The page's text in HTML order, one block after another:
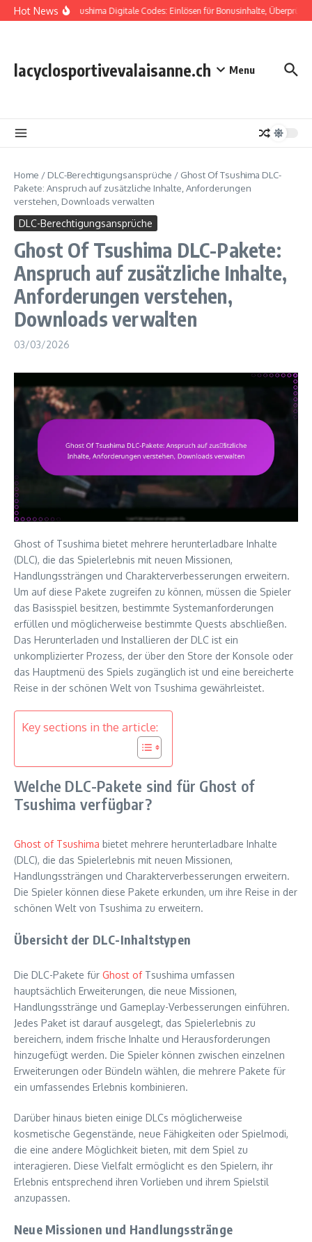
Skip to content
Hot News
Ghost Of Tsushima Digitale Codes: Einlösen für Bonusinhalte, Überprüfen
lacyclosportivevalaisanne.ch Menu
Home / DLC-Berechtigungsansprüche / Ghost Of Tsushima DLC-
Pakete: Anspruch auf zusätzliche Inhalte, Anforderungen
verstehen, Downloads verwalten
DLC-Berechtigungsansprüche
Ghost Of Tsushima DLC-Pakete:
Anspruch auf zusätzliche Inhalte,
Anforderungen verstehen,
Downloads verwalten
03/03/2026
Ghost of Tsushima bietet mehrere herunterladbare Inhalte
(DLC), die das Spielerlebnis mit neuen Missionen,
Handlungssträngen und Charakterverbesserungen erweitern.
Um auf diese Pakete zugreifen zu können, müssen die Spieler
das Basisspiel besitzen, bestimmte Systemanforderungen
erfüllen und möglicherweise bestimmte Quests abschließen.
Das Herunterladen und Installieren der DLC ist ein
unkomplizierter Prozess, der über den Store der Konsole oder
das Hauptmenü des Spiels zugänglich ist und eine bereicherte
Reise in der schönen Welt von Tsushima gewährleistet.
Key sections in the article:
Welche DLC-Pakete sind für Ghost of
Tsushima verfügbar?
Ghost of Tsushima bietet mehrere herunterladbare Inhalte
(DLC), die das Spielerlebnis mit neuen Missionen,
Handlungssträngen und Charakterverbesserungen erweitern.
Die Spieler können diese Pakete erkunden, um ihre Reise in der
schönen Welt von Tsushima zu erweitern.
Übersicht der DLC-Inhaltstypen
Die DLC-Pakete für Ghost ofTsushima umfassen
hauptsächlich Erweiterungen, die neue Missionen,
Handlungsstränge und Gameplay-Verbesserungen einführen.
Jedes Paket ist darauf ausgelegt, das Spielerlebnis zu
bereichern, indem frische Inhalte und Herausforderungen
hinzugefügt werden. Die Spieler können zwischen einzelnen
Erweiterungen oder Bündeln wählen, die mehrere Pakete für
ein umfassendes Erlebnis kombinieren.
Darüber hinaus bieten einige DLCs möglicherweise
kosmetische Gegenstände, neue Fähigkeiten oder Spielmodi,
die eine andere Möglichkeit bieten, mit dem Spiel zu
interagieren. Diese Vielfalt ermöglicht es den Spielern, ihr
Erlebnis entsprechend ihren Vorlieben und ihrem Spielstil
anzupassen.
Neue Missionen und Handlungsstränge